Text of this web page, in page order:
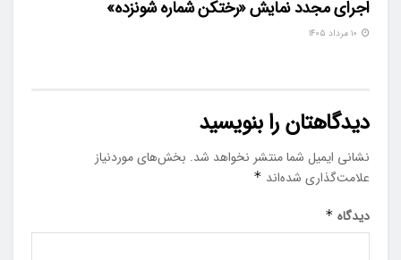
اجرای مجدد نمایش «رختکن شماره شونزده»
دیدگاهتان را بنویسید
نشانی ایمیل شما منتشر نخواهد شد. بخش‌های موردنیاز
علامت‌گذاری شده‌اند *
دیدگاه *